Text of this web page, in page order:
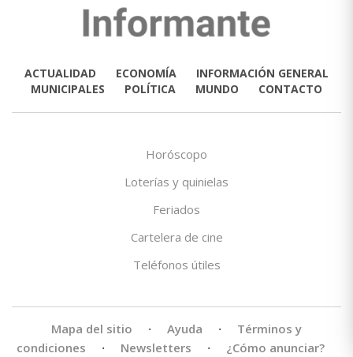
ACTUALIDAD ECONOMÍA
INFORMACIÓN GENERAL
MUNICIPALES
POLÍTICA MUNDO CONTACTO
Horóscopo
Loterías y quinielas
Feriados
Cartelera de cine
Teléfonos útiles
Mapa del sitio · Ayuda ·
Términos y
condiciones
· Newsletters · ¿Cómo anunciar?